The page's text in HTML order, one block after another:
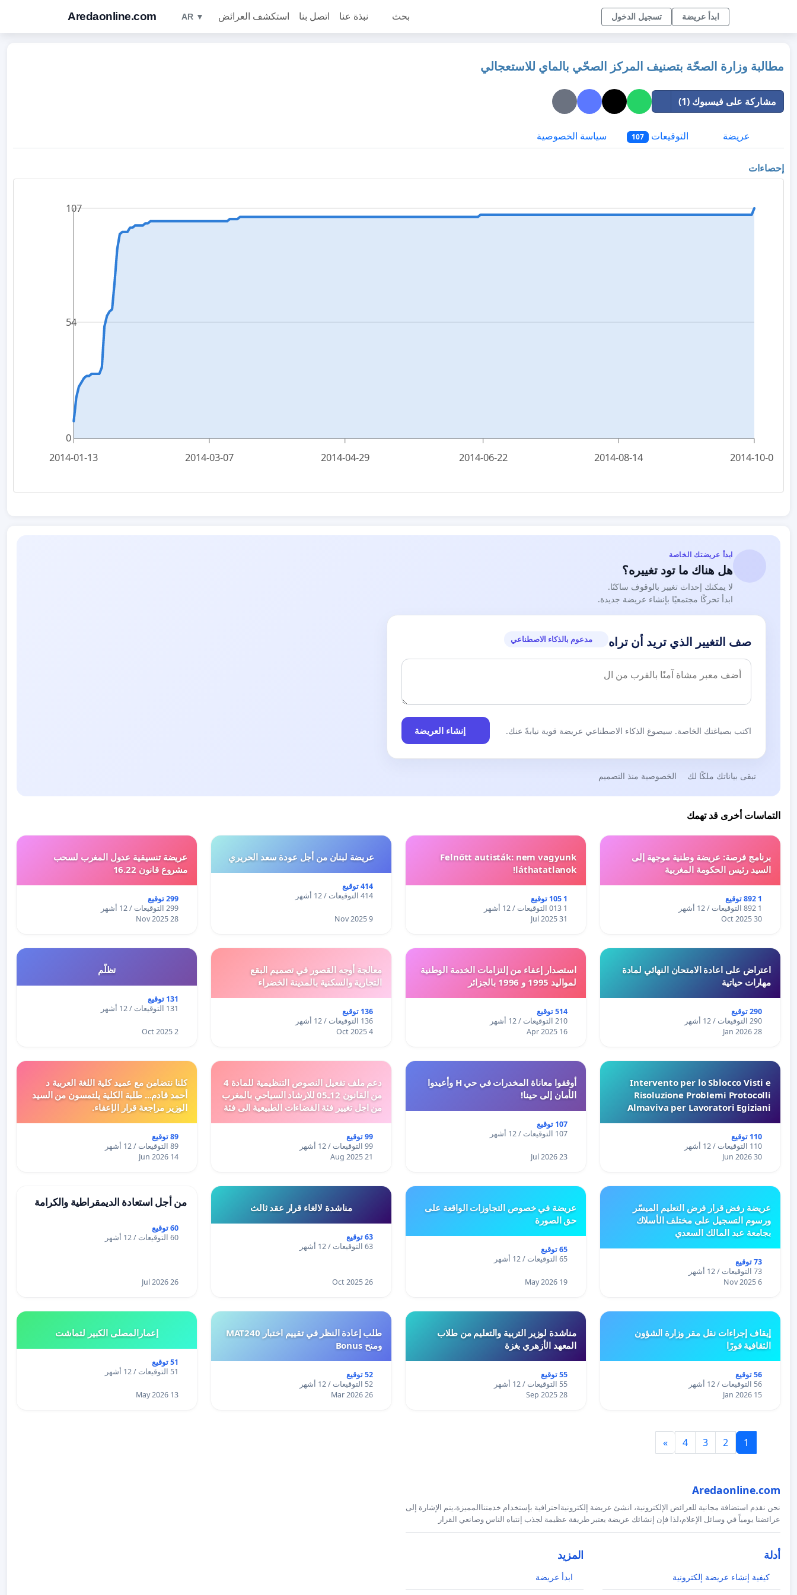
Aredaonline.com AR ▼ استكشف العرائض اتصل بنا نبذة عنا بحث تسجيل الدخول ابدأ عريضة
مطالبة وزارة الصحّة بتصنيف المركز الصحّي بالماي للاستعجالي
مشاركة على فيسبوك (1)
عريضة التوقيعات 107 سياسة الخصوصية
إحصاءات
0
54
107
2014-01-13 2014-03-07 2014-04-29 2014-06-22 2014-08-14 2014-10-06
ابدأ عريضتك الخاصة
هل هناك ما تود تغييره؟
لا يمكنك إحداث تغيير بالوقوف ساكنًا.
ابدأ تحركًا مجتمعيًا بإنشاء عريضة جديدة.
صف التغيير الذي تريد أن تراه مدعوم بالذكاء الاصطناعي
اكتب بصياغتك الخاصة. سيصوغ الذكاء الاصطناعي عريضة قوية نيابةً عنك. إنشاء العريضة
تبقى بياناتك ملكًا لك الخصوصية منذ التصميم
التماسات أخرى قد تهمك
برنامج فرصة: عريضة وطنية موجهة إلى
السيد رئيس الحكومة المغربية
1 892 توقيع
1 892 التوقيعات / 12 أشهر
30 Oct 2025
Felnőtt autisták: nem vagyunk
láthatatlanok!
1 105 توقيع
1 013 التوقيعات / 12 أشهر
31 Jul 2025
عريضة لبنان من أجل عودة سعد الحريري
414 توقيع
414 التوقيعات / 12 أشهر
9 Nov 2025
عريضة تنسيقية عدول المغرب لسحب
مشروع قانون 16.22
299 توقيع
299 التوقيعات / 12 أشهر
28 Nov 2025
اعتراض على اعادة الامتحان النهائي لمادة
مهارات حياتية
290 توقيع
290 التوقيعات / 12 أشهر
28 Jan 2026
استصدار إعفاء من إلتزامات الخدمة الوطنية
لمواليد 1995 و 1996 بالجزائر
514 توقيع
210 التوقيعات / 12 أشهر
16 Apr 2025
معالجة أوجه القصور في تصميم البقع
التجارية والسكنية بالمدينة الخضراء
136 توقيع
136 التوقيعات / 12 أشهر
4 Oct 2025
تظلّم
131 توقيع
131 التوقيعات / 12 أشهر
2 Oct 2025
Intervento per lo Sblocco Visti e
Risoluzione Problemi Protocolli
Almaviva per Lavoratori Egiziani
110 توقيع
110 التوقيعات / 12 أشهر
30 Jun 2026
أوقفوا معاناة المخدرات في حي H وأعيدوا
الأمان إلى حينا!
107 توقيع
107 التوقيعات / 12 أشهر
23 Jul 2026
دعم ملف تفعيل النصوص التنظيمية للمادة 4
من القانون 12ـ05 للارشاد السياحي بالمغرب
من اجل تغيير فئة الفضاءات الطبيعية الى فئة
99 توقيع
99 التوقيعات / 12 أشهر
21 Aug 2025
كلنا نتضامن مع عميد كلية اللغة العربية د
أحمد قادم... طلبة الكلية يلتمسون من السيد
الوزير مراجعة قرار الإعفاء.
89 توقيع
89 التوقيعات / 12 أشهر
14 Jun 2026
عريضة رفض قرار فرض التعليم الميسّر
ورسوم التسجيل على مختلف الأسلاك
بجامعة عبد المالك السعدي
73 توقيع
73 التوقيعات / 12 أشهر
6 Nov 2025
عريضة في خصوص التجاوزات الواقعة على
حق الصورة
65 توقيع
65 التوقيعات / 12 أشهر
19 May 2026
مناشدة لالغاء قرار عقد ثالث
63 توقيع
63 التوقيعات / 12 أشهر
26 Oct 2025
من أجل استعادة الديمقراطية والكرامة
60 توقيع
60 التوقيعات / 12 أشهر
26 Jul 2026
إيقاف إجراءات نقل مقر وزارة الشؤون
الثقافية فورًا
56 توقيع
56 التوقيعات / 12 أشهر
15 Jan 2026
مناشدة لوزير التربية والتعليم من طلاب
المعهد الأزهري بغزة
55 توقيع
55 التوقيعات / 12 أشهر
28 Sep 2025
طلب إعادة النظر في تقييم اختبار MAT240
ومنح Bonus
52 توقيع
52 التوقيعات / 12 أشهر
26 Mar 2026
إعمارالمصلى الكبير لتماشت
51 توقيع
51 التوقيعات / 12 أشهر
13 May 2026
1
2
3
4
»
Aredaonline.com
نحن نقدم استضافة مجانية للعرائض الإلكترونية، انشئ عريضة إلكترونيةاحترافية بإستخدام خدمتناالمميزة،يتم الإشارة إلى
عرائضنا يومياً في وسائل الإعلام،لذا فإن إنشائك عريضة يعتبر طريقة عظيمة لجذب إنتباه الناس وصانعي القرار
أدلة
كيفية إنشاء عريضة إلكترونية
المزيد
ابدأ عريضة